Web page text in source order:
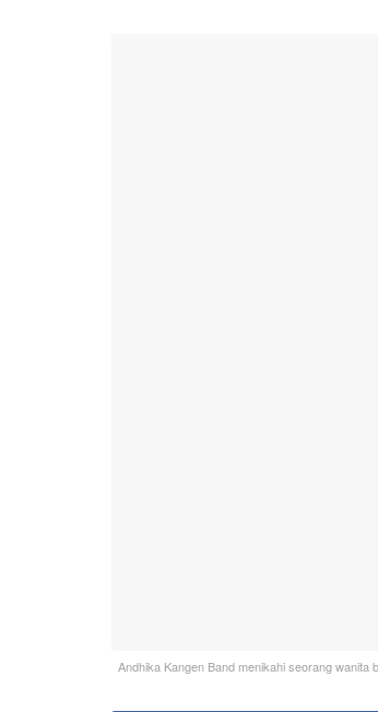
Andhika Kangen Band menikahi seorang